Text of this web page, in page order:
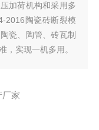
加荷机构和采用多
2016陶瓷砖断裂模
瓷、陶管、砖瓦制
，实现一机多用。
厂家